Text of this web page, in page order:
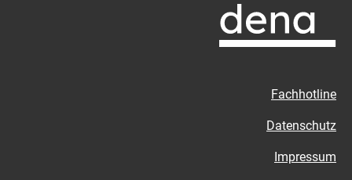
Deutsche
Energie-
Agentur
Fachhotline
Datenschutz
Impressum